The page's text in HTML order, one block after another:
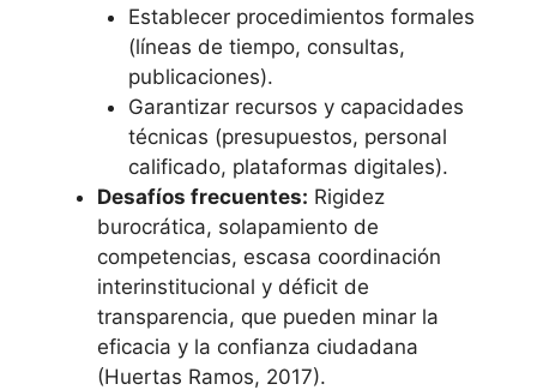
Establecer procedimientos formales
(líneas de tiempo, consultas,
publicaciones).
Garantizar recursos y capacidades
técnicas (presupuestos, personal
calificado, plataformas digitales).
Desafíos frecuentes: Rigidez
burocrática, solapamiento de
competencias, escasa coordinación
interinstitucional y déficit de
transparencia, que pueden minar la
eficacia y la confianza ciudadana
(Huertas Ramos, 2017).